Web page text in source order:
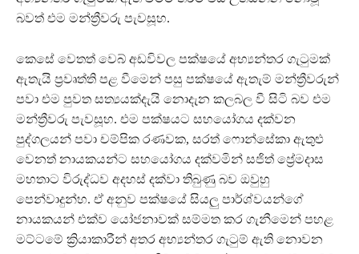
බවත් එම මන්ත්‍රීවරු පැවසූහ.
කෙසේ වෙතත් වෙබ් අඩවිවල පක්ෂයේ අභ්‍යන්තර ගැටුමක්
ඇතැයි ප්‍රවෘත්ති පළ වීමෙන් පසු පක්ෂයේ ඇතැම් මන්ත්‍රීවරුන්
පවා එම පුවත සත්‍යයක්දැයි නොදැන කලබල වී සිටි බව එම
මන්ත්‍රීවරු පැවසූහ. එම පක්ෂයට සහයෝගය දක්වන
පුද්ගලයන් පවා චම්පික රණවක, සරත් ෆොන්සේකා ඇතුළු
වෙනත් නායකයන්ට සහයෝගය දක්වමින් සජිත් ප්‍රේමදාස
මහතාට විරුද්ධව අදහස් දක්වා තිබුණු බව ඔවුහු
පෙන්වාදුන්හ. ඒ අනුව පක්ෂයේ සියලු පාර්ශ්වයන්ගේ
නායකයන් එක්ව යෝජනාවක් සම්මත කර ගැනීමෙන් පහළ
මට්ටමේ ක්‍රියාකාරීන් අතර අභ්‍යන්තර ගැටුම් ඇති නොවන